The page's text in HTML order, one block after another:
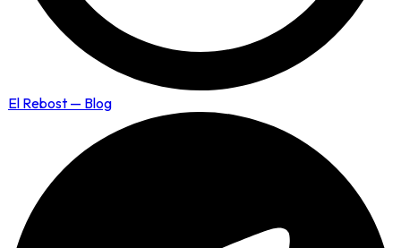
El Rebost — Blog